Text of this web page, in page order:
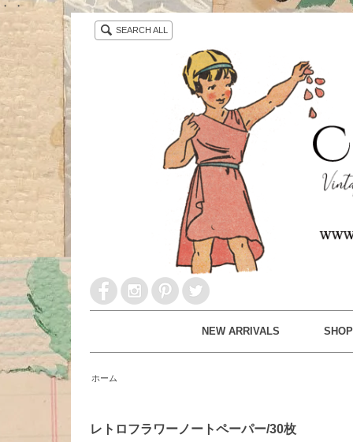
・ ・
SEARCH ALL
NEW ARRIVALS SHOP
ホーム
レトロフラワーノートペーパー/30枚